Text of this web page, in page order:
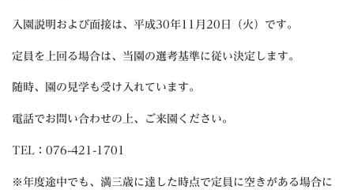
入園説明および面接は、平成30年11月20日（火）です。
定員を上回る場合は、当園の選考基準に従い決定します。
随時、園の見学も受け入れています。
電話でお問い合わせの上、ご来園ください。
TEL：076-421-1701
※年度途中でも、満三歳に達した時点で定員に空きがある場合に